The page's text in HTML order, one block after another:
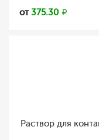
от375.30
Раствор для